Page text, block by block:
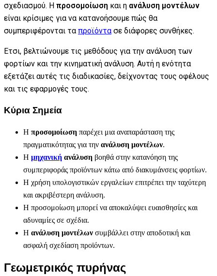
σχεδιασμού. Η προσομοίωση και η ανάλυση μοντέλων
είναι κρίσιμες για να κατανοήσουμε πώς θα
συμπεριφέρονται τα προϊόντα σε διάφορες συνθήκες.
Ετσι, βελτιώνουμε τις μεθόδους για την ανάλυση των
φορτίων και την κινηματική ανάλυση. Αυτή η ενότητα
εξετάζει αυτές τις διαδικασίες, δείχνοντας τους οφέλους
και τις εφαρμογές τους.
Κύρια Σημεία
Η προσομοίωση παρέχει μια αναπαράσταση της
πραγματικότητας για την ανάλυση μοντέλων.
Η μηχανική ανάλυση βοηθά στην κατανόηση της
συμπεριφοράς προϊόντων κάτω από διακυμάνσεις φορτίων.
Η χρήση υπολογιστικών εργαλείων επιτρέπει την ταχύτερη
και ακριβέστερη ανάλυση.
Η προσομοίωση μπορεί να αποκαλύψει ευαισθησίες και
αδυναμίες σε σχέδια.
Η ανάλυση μοντέλων συμβάλλει στην αποδοτική και
ασφαλή σχεδίαση προϊόντων.
Γεωμετρικός πυρήνας